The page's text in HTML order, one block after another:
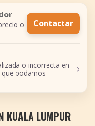
o
Contactar
o incorrecta en
que podamos
›
KUALA LUMPUR